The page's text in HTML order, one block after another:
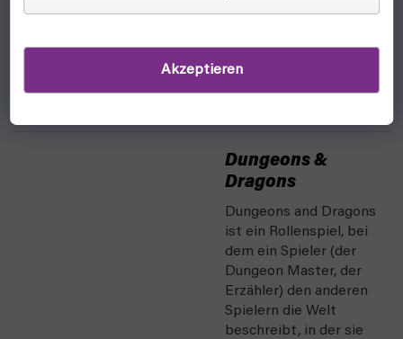
Akzeptieren
Hintergrundgeschichte.
Dungeons &
Dragons
Dungeons and Dragons
ist ein Rollenspiel, bei
dem ein Spieler (der
Dungeon Master, der
Erzähler) den anderen
Spielern die Welt
beschreibt, in der sie